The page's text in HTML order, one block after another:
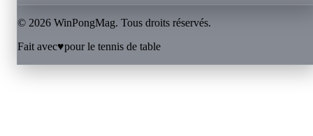
© 2026 WinPongMag. Tous droits réservés.
Fait avec♥pour le tennis de table